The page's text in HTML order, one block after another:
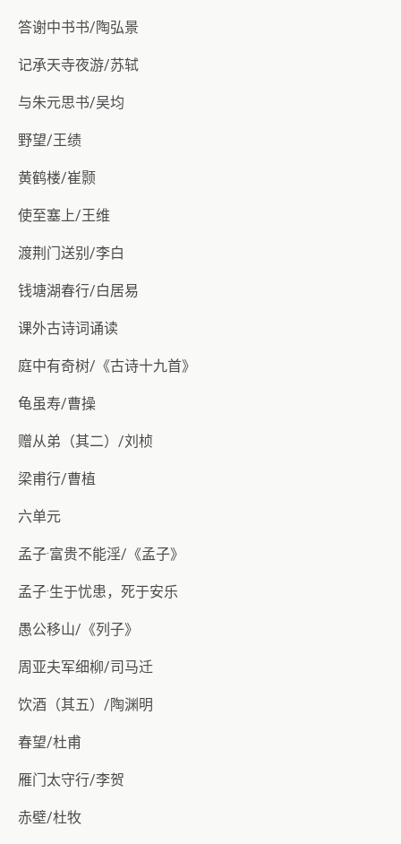
答谢中书书/陶弘景
记承天寺夜游/苏轼
与朱元思书/吴均
野望/王绩
黄鹤楼/崔颢
使至塞上/王维
渡荆门送别/李白
钱塘湖春行/白居易
课外古诗词诵读
庭中有奇树/《古诗十九首》
龟虽寿/曹操
赠从弟（其二）/刘桢
梁甫行/曹植
六单元
孟子·富贵不能淫/《孟子》
孟子·生于忧患，死于安乐
愚公移山/《列子》
周亚夫军细柳/司马迁
饮酒（其五）/陶渊明
春望/杜甫
雁门太守行/李贺
赤壁/杜牧